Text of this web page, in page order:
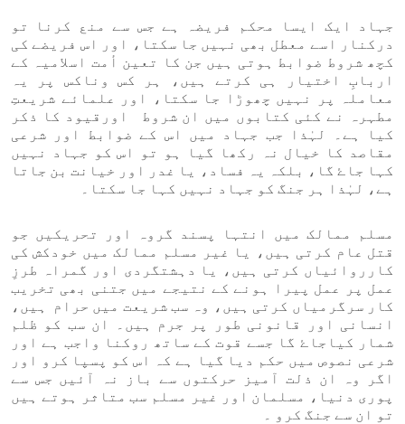
جہاد ایک ایسا محکم فریضہ ہے جس سے منع کرنا تو
درکنار اسے معطل بھی نہیں جا سکتا، اور اس فریضے کی
کچھ شروط ضوابط ہوتی ہیں جن کا تعین أمت اسلامیہ کے
اربابِ اختیار ہی کرتے ہیں، ہر کس وناکس پر یہ
معاملہ پر نہیں چھوڑا جا سکتا، اور علمائے شریعتِ
مطہرہ نے کئی کتابوں میں ان شروط اورقیود کا ذکر
کیا ہے۔ لہٰذا جب جہاد میں اس کے ضوابط اور شرعی
مقاصد کا خیال نہ رکھا گیا ہو تو اس کو جہاد نہیں
کہا جاۓ گا، بلکہ یہ فساد، یا غدر اور خیانت بن جاتا
ہے، لہٰذا ہر جنگ کو جہاد نہیں کہا جا سکتا۔
مسلم ممالک میں انتہا پسند گروہ اور تحریکیں جو
قتل عام کرتی ہیں، یا غیر مسلم ممالک میں خودکش کی
کارروائیاں کرتی ہیں، یا دہشتگردی اور گمراہ طرزِ
عمل پر عمل پیرا ہونے کے نتیجے میں جتنی بھی تخریب
کار سرگرمیاں کرتی ہیں، وہ سب شریعت میں حرام ہیں،
انسانی اور قانونی طور پر جرم ہیں۔ ان سب کو ظلم
شمار کیاجاۓ گا جسے قوت کے ساتھ روکنا واجب ہے اور
شرعی نصوص میں حکم دیا گیا ہے کہ اس کو پسپا کرو اور
اگر وہ ان ذلت آمیز حرکتوں سے باز نہ آئیں جس سے
پوری دنیا، مسلمان اور غیر مسلم سب متاثر ہوتے ہیں
تو ان سے جنگ کرو ۔